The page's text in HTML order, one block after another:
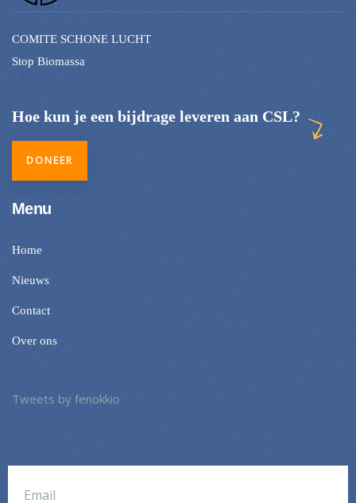
COMITE SCHONE LUCHT
Stop Biomassa
Hoe kun je een bijdrage leveren aan CSL?
DONEER
Menu
Home
Nieuws
Contact
Over ons
Tweets by fenokkio